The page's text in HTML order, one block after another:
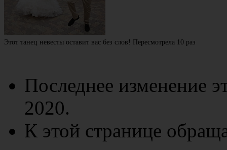
Этот танец невесты оставит вас без слов! Пересмотрела 10 раз
Последнее изменение
2020.
К этой странице